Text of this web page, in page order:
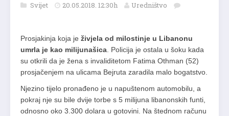
Svijet 20.05.2018. 12:30h Uredništvo
Prosjakinja koja je živjela od milostinje u Libanonu
umrla je kao milijunašica . Policija je ostala u šoku kada
su otkrili da je žena s invaliditetom Fatima Othman (52)
prosjačenjem na ulicama Bejruta zaradila malo bogatstvo.
Njezino tijelo pronađeno je u napuštenom automobilu, a
pokraj nje su bile dvije torbe s 5 milijuna libanonskih funti,
odnosno oko 3.300 dolara u gotovini. Na štednom računu